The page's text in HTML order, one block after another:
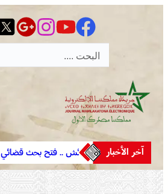
آخر الأخبار
العرائش .. فتح بحث قضائي إثر تصريحات
واتهامات زائفة مرتبطة بمحاولة للهجرة
غير النظامية